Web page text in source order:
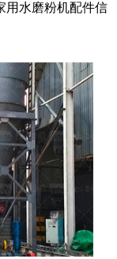
用水磨粉机配件信